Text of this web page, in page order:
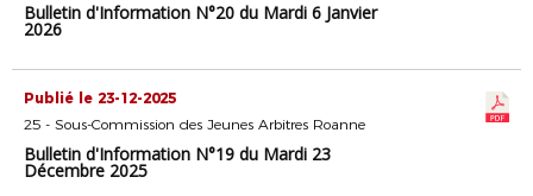
Bulletin d'Information N°20 du Mardi 6 Janvier
2026
Publié le 23-12-2025
25 - Sous-Commission des Jeunes Arbitres Roanne
Bulletin d'Information N°19 du Mardi 23
Décembre 2025